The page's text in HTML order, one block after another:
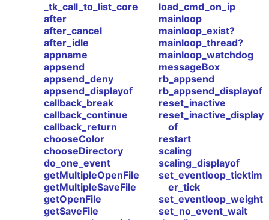
_tk_call_to_list_core
after
after_cancel
after_idle
appname
appsend
appsend_deny
appsend_displayof
callback_break
callback_continue
callback_return
chooseColor
chooseDirectory
do_one_event
getMultipleOpenFile
getMultipleSaveFile
getOpenFile
getSaveFile
load_cmd_on_ip
mainloop
mainloop_exist?
mainloop_thread?
mainloop_watchdog
messageBox
rb_appsend
rb_appsend_displayof
reset_inactive
reset_inactive_display
of
restart
scaling
scaling_displayof
set_eventloop_ticktim
er_tick
set_eventloop_weight
set_no_event_wait